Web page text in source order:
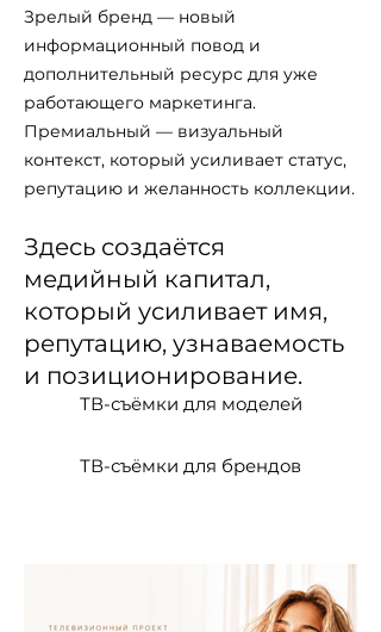
Зрелый бренд — новый
информационный повод и
дополнительный ресурс для уже
работающего маркетинга.
Премиальный — визуальный
контекст, который усиливает статус,
репутацию и желанность коллекции.
Здесь создаётся
медийный капитал,
который усиливает имя,
репутацию, узнаваемость
и позиционирование.
ТВ-съёмки для моделей
ТВ-съёмки для брендов